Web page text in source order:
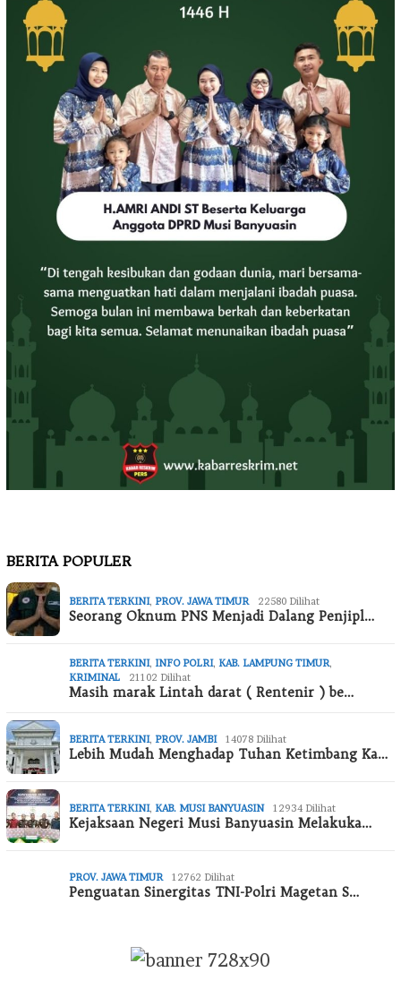
BERITA POPULER
BERITA TERKINI, PROV. JAWA TIMUR 22580 Dilihat
Seorang Oknum PNS Menjadi Dalang Penjipl…
BERITA TERKINI, INFO POLRI, KAB. LAMPUNG TIMUR
KRIMINAL
21102 Dilihat
Masih marak Lintah darat ( Rentenir ) be…
BERITA TERKINI, PROV. JAMBI 14078 Dilihat
Lebih Mudah Menghadap Tuhan Ketimbang Ka…
BERITA TERKINI, KAB. MUSI BANYUASIN 12934 Dilihat
Kejaksaan Negeri Musi Banyuasin Melakuka…
PROV. JAWA TIMUR 12762 Dilihat
Penguatan Sinergitas TNI-Polri Magetan S…